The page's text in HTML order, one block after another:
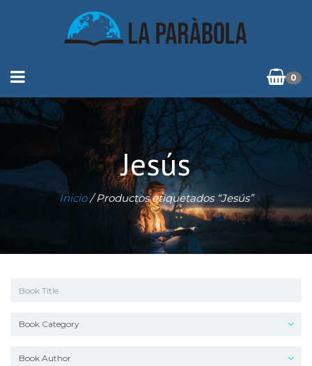
0
Jesús
Inicio/ Productos etiquetados “Jesús”